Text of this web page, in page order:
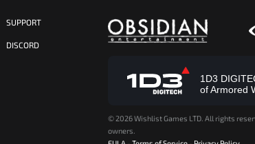
SUPPORT
DISCORD
1D3
of Armored
© 2026 Wishlist Games LTD. All rights
owners.